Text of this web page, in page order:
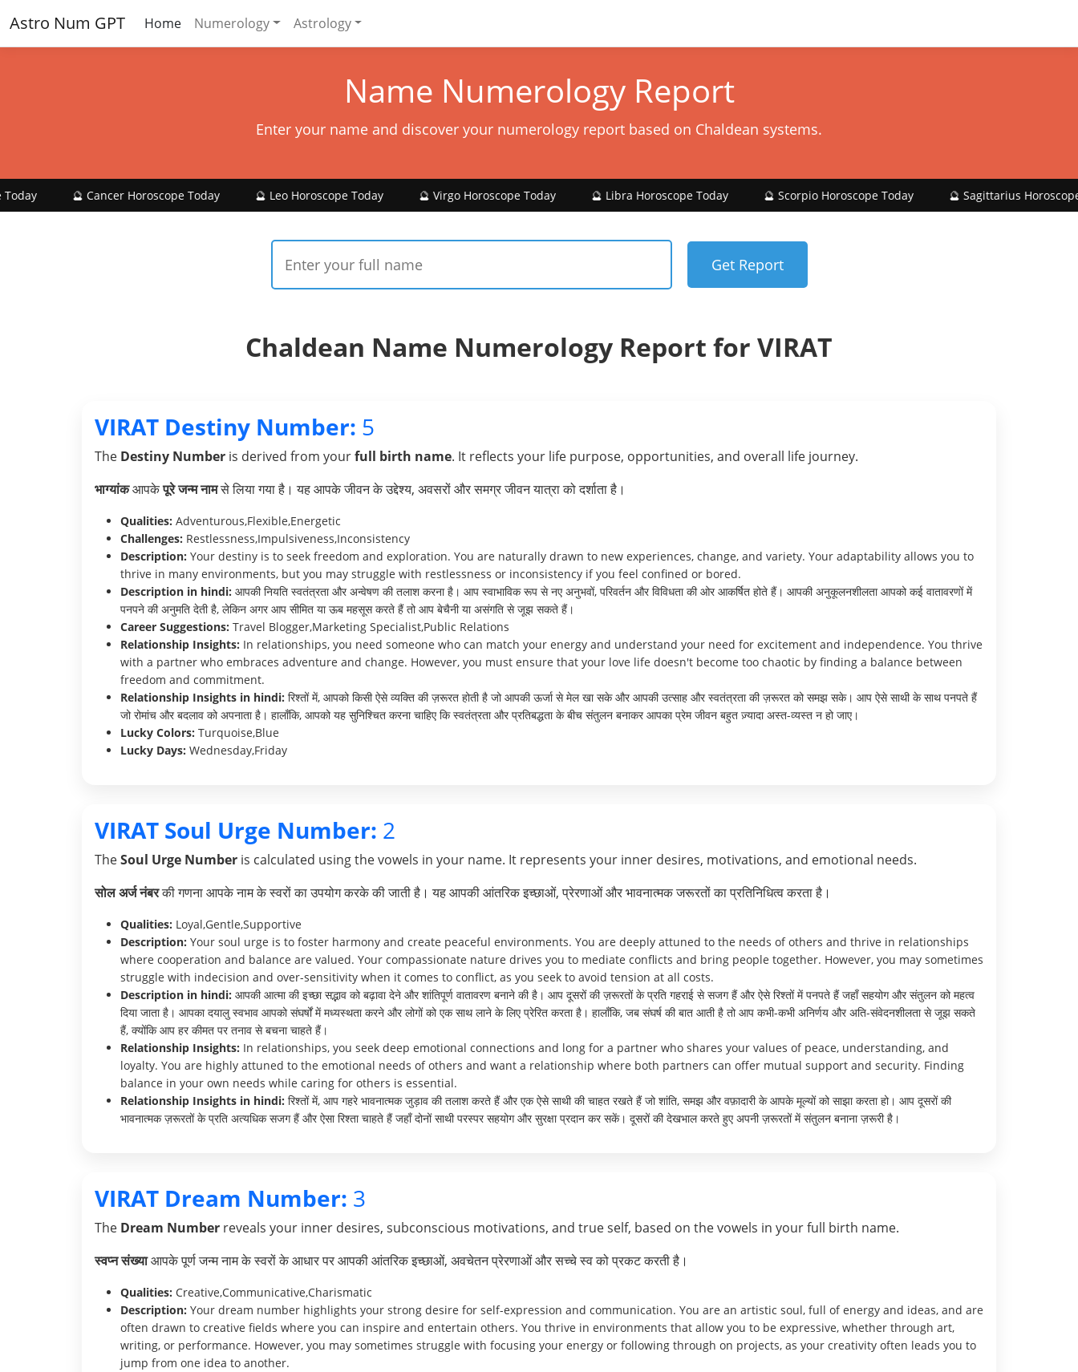
Astro Num GPT Home Numerology Astrology
Name Numerology Report
Enter your name and discover your numerology report based on Chaldean systems.
🔮 Cancer Horoscope Today 🔮 Leo Horoscope Today 🔮 Virgo Horoscope Today 🔮 Libra Horoscope Today 🔮 Scorpio Horoscope Today 🔮 Sagittarius Horoscope Today
Chaldean Name Numerology Report for VIRAT
VIRAT Destiny Number: 5
The Destiny Number is derived from yourfull birth name. It reflects your life purpose, opportunities, and overall life journey.
भाग्यांकआपकेपूरे जन्म नामसे लिया गया है। यह आपके जीवन के उद्देश्य, अवसरों और समग्र जीवन यात्रा को दर्शाता है।
Qualities: Adventurous,Flexible,Energetic
Challenges: Restlessness,Impulsiveness,Inconsistency
Description: Your destiny is to seek freedom and exploration. You are naturally drawn to new experiences, change, and variety. Your adaptability allows you to
thrive in many environments, but you may struggle with restlessness or inconsistency if you feel confined or bored.
Description in hindi: आपकी नियति स्वतंत्रता और अन्वेषण की तलाश करना है। आप स्वाभाविक रूप से नए अनुभवों, परिवर्तन और विविधता की ओर आकर्षित होते हैं। आपकी अनुकूलनशीलता आपको कई वातावरणों में
पनपने की अनुमति देती है, लेकिन अगर आप सीमित या ऊब महसूस करते हैं तो आप बेचैनी या असंगति से जूझ सकते हैं।
Career Suggestions: Travel Blogger,Marketing Specialist,Public Relations
Relationship Insights: In relationships, you need someone who can match your energy and understand your need for excitement and independence. You thrive
with a partner who embraces adventure and change. However, you must ensure that your love life doesn't become too chaotic by finding a balance between
freedom and commitment.
Relationship Insights in hindi: रिश्तों में, आपको किसी ऐसे व्यक्ति की ज़रूरत होती है जो आपकी ऊर्जा से मेल खा सके और आपकी उत्साह और स्वतंत्रता की ज़रूरत को समझ सके। आप ऐसे साथी के साथ पनपते हैं
जो रोमांच और बदलाव को अपनाता है। हालाँकि, आपको यह सुनिश्चित करना चाहिए कि स्वतंत्रता और प्रतिबद्धता के बीच संतुलन बनाकर आपका प्रेम जीवन बहुत ज़्यादा अस्त-व्यस्त न हो जाए।
Lucky Colors: Turquoise,Blue
Lucky Days: Wednesday,Friday
VIRAT Soul Urge Number: 2
TheSoul Urge Number is calculated using the vowels in your name. It represents your inner desires, motivations, and emotional needs.
सोल अर्ज नंबरकी गणना आपके नाम के स्वरों का उपयोग करके की जाती है। यह आपकी आंतरिक इच्छाओं, प्रेरणाओं और भावनात्मक जरूरतों का प्रतिनिधित्व करता है।
Qualities: Loyal,Gentle,Supportive
Description: Your soul urge is to foster harmony and create peaceful environments. You are deeply attuned to the needs of others and thrive in relationships
where cooperation and balance are valued. Your compassionate nature drives you to mediate conflicts and bring people together. However, you may sometimes
struggle with indecision and over-sensitivity when it comes to conflict, as you seek to avoid tension at all costs.
Description in hindi: आपकी आत्मा की इच्छा सद्भाव को बढ़ावा देने और शांतिपूर्ण वातावरण बनाने की है। आप दूसरों की ज़रूरतों के प्रति गहराई से सजग हैं और ऐसे रिश्तों में पनपते हैं जहाँ सहयोग और संतुलन को महत्व
दिया जाता है। आपका दयालु स्वभाव आपको संघर्षों में मध्यस्थता करने और लोगों को एक साथ लाने के लिए प्रेरित करता है। हालाँकि, जब संघर्ष की बात आती है तो आप कभी-कभी अनिर्णय और अति-संवेदनशीलता से जूझ सकते
हैं, क्योंकि आप हर कीमत पर तनाव से बचना चाहते हैं।
Relationship Insights: In relationships, you seek deep emotional connections and long for a partner who shares your values of peace, understanding, and
loyalty. You are highly attuned to the emotional needs of others and want a relationship where both partners can offer mutual support and security. Finding
balance in your own needs while caring for others is essential.
Relationship Insights in hindi: रिश्तों में, आप गहरे भावनात्मक जुड़ाव की तलाश करते हैं और एक ऐसे साथी की चाहत रखते हैं जो शांति, समझ और वफ़ादारी के आपके मूल्यों को साझा करता हो। आप दूसरों की
भावनात्मक ज़रूरतों के प्रति अत्यधिक सजग हैं और ऐसा रिश्ता चाहते हैं जहाँ दोनों साथी परस्पर सहयोग और सुरक्षा प्रदान कर सकें। दूसरों की देखभाल करते हुए अपनी ज़रूरतों में संतुलन बनाना ज़रूरी है।
VIRAT Dream Number: 3
The Dream Number reveals your inner desires, subconscious motivations, and true self, based on the vowels in your full birth name.
स्वप्न संख्याआपके पूर्ण जन्म नाम के स्वरों के आधार पर आपकी आंतरिक इच्छाओं, अवचेतन प्रेरणाओं और सच्चे स्व को प्रकट करती है।
Qualities: Creative,Communicative,Charismatic
Description: Your dream number highlights your strong desire for self-expression and communication. You are an artistic soul, full of energy and ideas, and are
often drawn to creative fields where you can inspire and entertain others. You thrive in environments that allow you to be expressive, whether through art,
writing, or performance. However, you may sometimes struggle with focusing your energy or following through on projects, as your creativity often leads you to
jump from one idea to another.